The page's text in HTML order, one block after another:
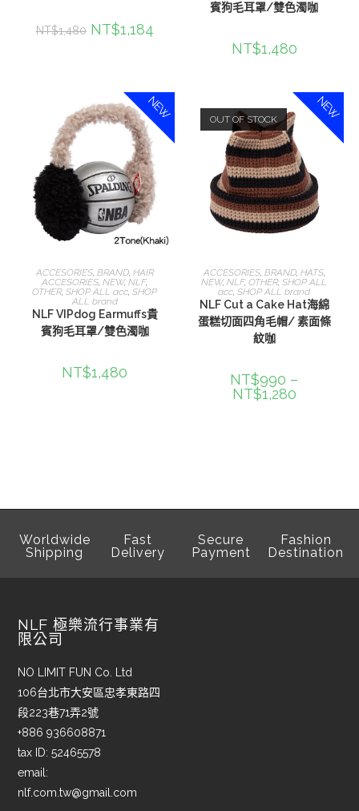
NT$1,480 NT$1,184
賓狗毛耳罩/雙色濁咖
NT$1,480
NEW
選擇規格
ACCESORIES, BRAND, HAIR
ACCESORIES ,NEW,NLF,
OTHER,SHOP ALL acc ,SHOP
ALL brand
NLF VIPdog Earmuffs貴
賓狗毛耳罩/雙色濁咖
NT$1,480
NEW
OUT OF STOCK
選擇規格
ACCESORIES, BRAND, HATS,
NEW,NLF,OTHER,SHOP ALL
acc ,SHOP ALL brand
NLF Cut a Cake Hat海綿
蛋糕切面四角毛帽/ 素面條
紋咖
NT$990 –
NT$1,280
Worldwide
Shipping
Fast
Delivery
Secure
Payment
Fashion
Destination
NLF 極樂流行事業有
限公司
NO LIMIT FUN Co. Ltd
106台北市大安區忠孝東路四
段223巷71弄2號
+886 936608871
tax ID: 52465578
email:
nlf.com.tw@gmail.com